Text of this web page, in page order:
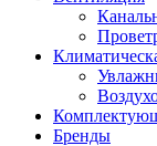
Бренды